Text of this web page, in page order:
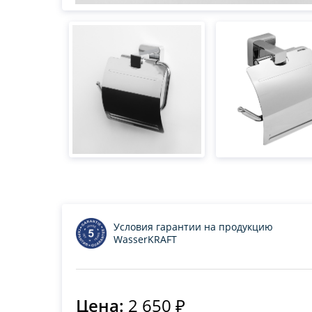
Условия гарантии на продукцию
WasserKRAFT
Цена: 2 650 ₽